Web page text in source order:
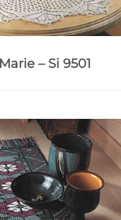
– Si 9501